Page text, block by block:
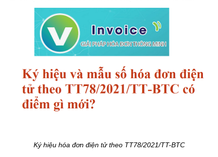
Ký hiệu hóa đơn điện tử theo TT78/2021/TT-BTC